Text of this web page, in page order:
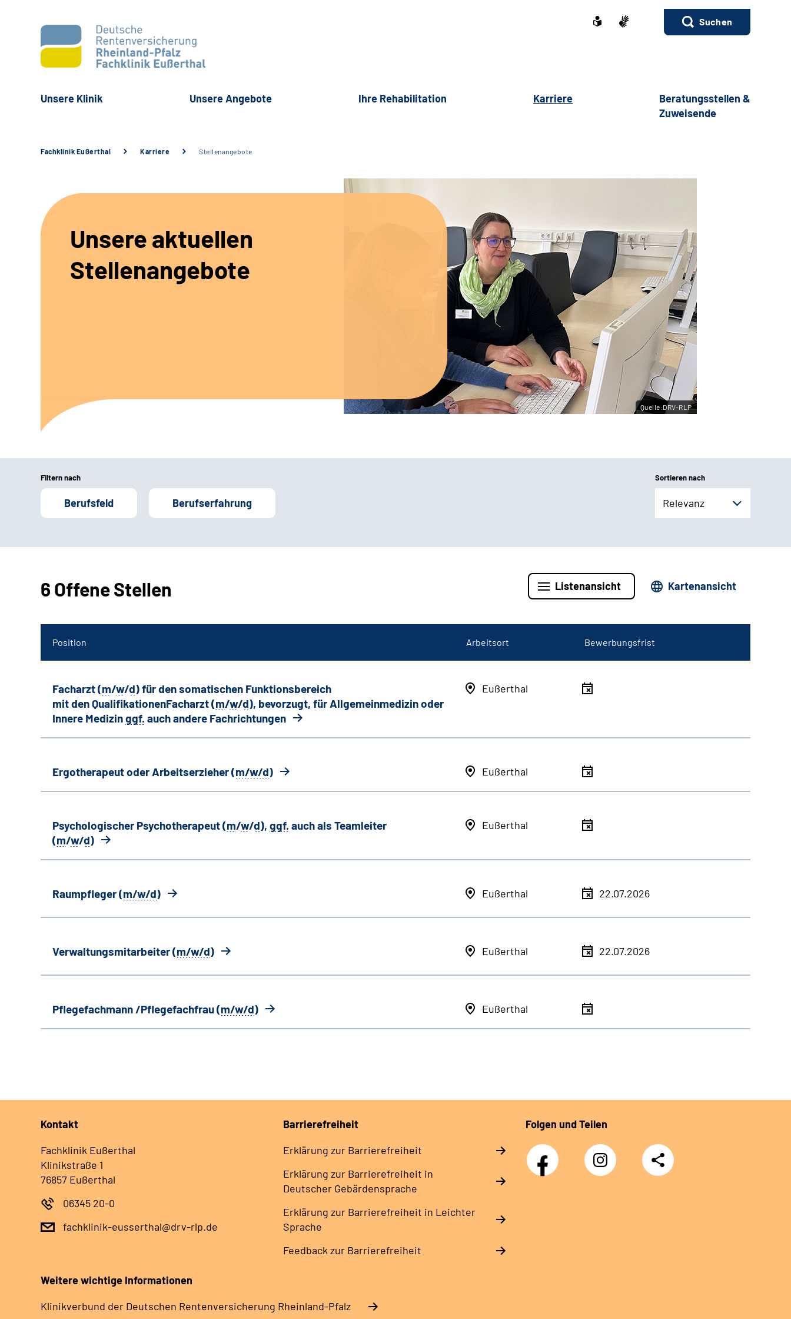
Suchen
Unsere Klinik Unsere Angebote Ihre Rehabilitation Karriere
Beratungsstellen &
Zuweisende
Fachklinik Eußerthal Karriere Stellenangebote
Unsere aktuellen
Stellenangebote
Quelle:DRV-RLP
Filtern nach
Berufsfeld Berufserfahrung
Sortieren nach
Relevanz
6 Offene Stellen Listenansicht Kartenansicht
Position Arbeitsort Bewerbungsfrist
Facharzt (m/w/d) für den somatischen Funktionsbereich
mit den QualifikationenFacharzt (m/w/d), bevorzugt, für Allgemeinmedizin oder
Innere Medizinggf. auch andere Fachrichtungen
Eußerthal
Ergotherapeut oder Arbeitserzieher (m/w/d) Eußerthal
Psychologischer Psychotherapeut (m/w/d), ggf. auch als Teamleiter
(m/w/d)
Eußerthal
Raumpfleger (m/w/d) Eußerthal 22.07.2026
Verwaltungsmitarbeiter (m/w/d) Eußerthal 22.07.2026
Pflegefachmann /Pflegefachfrau (m/w/d) Eußerthal
Kontakt
Fachklinik Eußerthal
Klinikstraße 1
76857 Eußerthal
06345 20-0
fachklinik-eusserthal@drv-rlp.de
Barrierefreiheit
Erklärung zur Barrierefreiheit
Erklärung zur Barrierefreiheit in
Deutscher Gebärdensprache
Erklärung zur Barrierefreiheit in Leichter
Sprache
Feedback zur Barrierefreiheit
Folgen und Teilen
Facebook
Instagram
DRV
Nachwuchskräfte
Teilen
Weitere wichtige Informationen
Klinikverbund der Deutschen Rentenversicherung Rheinland-Pfalz